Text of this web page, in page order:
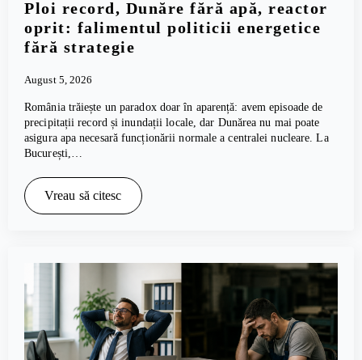
Ploi record, Dunăre fără apă, reactor
oprit: falimentul politicii energetice
fără strategie
August 5, 2026
România trăiește un paradox doar în aparență: avem episoade de
precipitații record și inundații locale, dar Dunărea nu mai poate
asigura apa necesară funcționării normale a centralei nucleare. La
București,…
Vreau să citesc